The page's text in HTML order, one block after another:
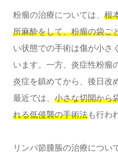
粉瘤の治療については、 根
所麻酔をして、粉瘤の袋ご
い状態での手術は傷が小さ
います。一方、炎症性粉瘤
炎症を鎮めてから、後日改
最近では、 小さな切開から
れる低侵襲の手術法も行わ
リンパ節腫脹の治療につい